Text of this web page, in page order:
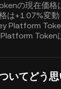
の現在価
は+1.07%変
Platform
Token
いてどう